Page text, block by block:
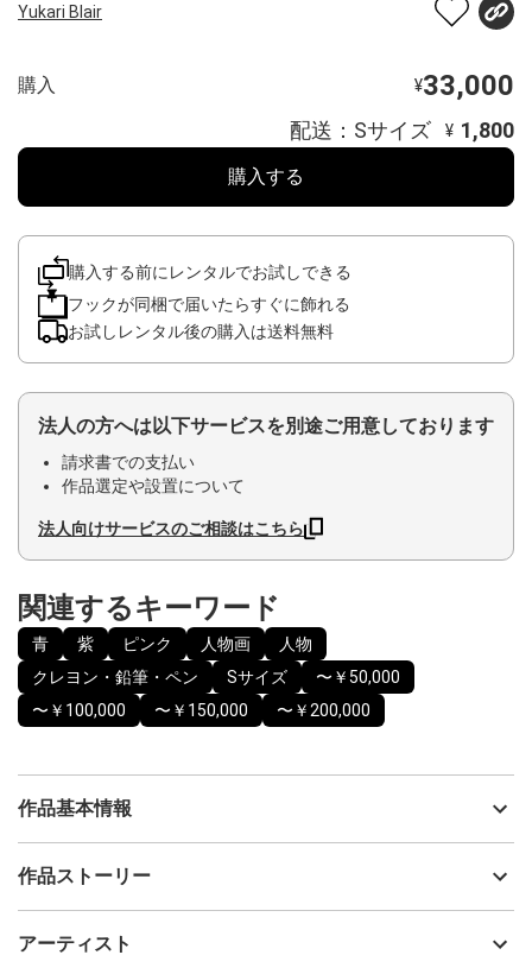
Yukari Blair
購入 ¥33,000
配送：Sサイズ ¥ 1,800
購入する
購入する前にレンタルでお試しできる
フックが同梱で届いたらすぐに飾れる
お試しレンタル後の購入は送料無料
法人の方へは以下サービスを別途ご用意しております
請求書での支払い
作品選定や設置について
法人向けサービスのご相談はこちら
関連するキーワード
青 紫 ピンク 人物画
人物
クレヨン・鉛筆・ペン
Sサイズ
〜￥50,000
〜￥100,000
〜￥150,000 〜￥200,000
作品基本情報
出品者
制作年
作品ストーリー
ていた子供の頃のピュアな気持ちを大切にしながら描きました。
アーティスト